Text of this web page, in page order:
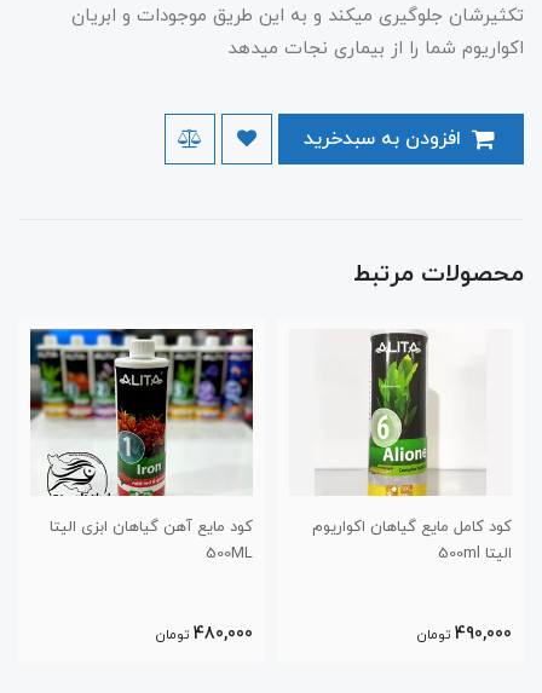
تکثیرشان جلوگیری میکند و به این طریق موجودات و ابریان
اکواریوم شما را از بیماری نجات میدهد
محصولات مرتبط
کود مایع آهن گیاهان ابزی الیتا
500ML
480,000
کود مایع نیتروژن گیاهان ابزی
480,000